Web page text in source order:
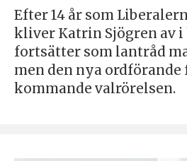
Efter 14 år som
kliver Katrin Sjögren av i
fortsätter som lantråd
men den nya ordförande
kommande valrörelsen.